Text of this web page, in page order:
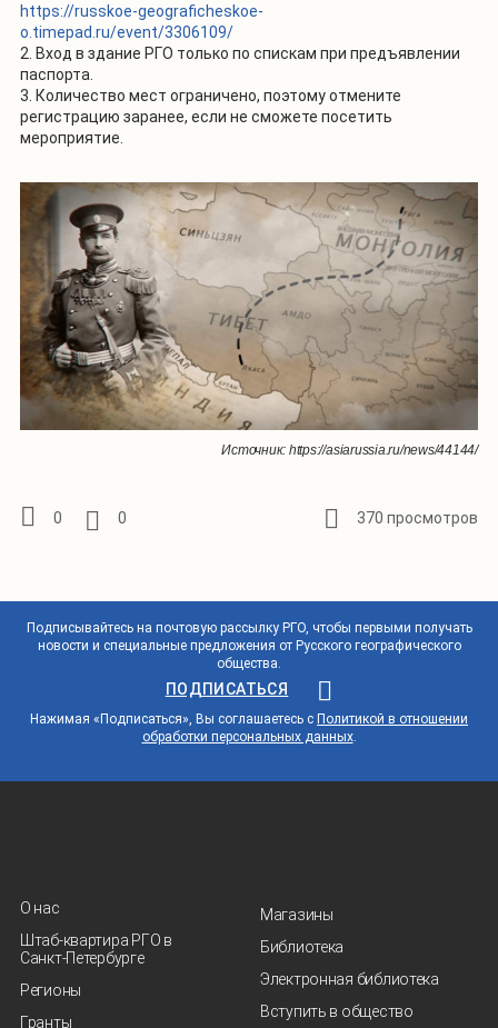
https://russkoe-geograficheskoe-
o.timepad.ru/event/3306109/
2. Вход в здание РГО только по спискам при предъявлении
паспорта.
3. Количество мест ограничено, поэтому отмените
регистрацию заранее, если не сможете посетить
мероприятие.
Источник: https://asiarussia.ru/news/44144/
0 0 370 просмотров
Подписывайтесь на почтовую рассылку РГО, чтобы первыми получать
новости и специальные предложения от Русского географического
общества.
ПОДПИСАТЬСЯ
Нажимая «Подписаться», Вы соглашаетесь с Политикой в отношении
обработки персональных данных.
О нас
Штаб-квартира РГО в
Санкт‑Петербурге
Регионы
Гранты
Магазины
Библиотека
Электронная библиотека
Вступить в общество